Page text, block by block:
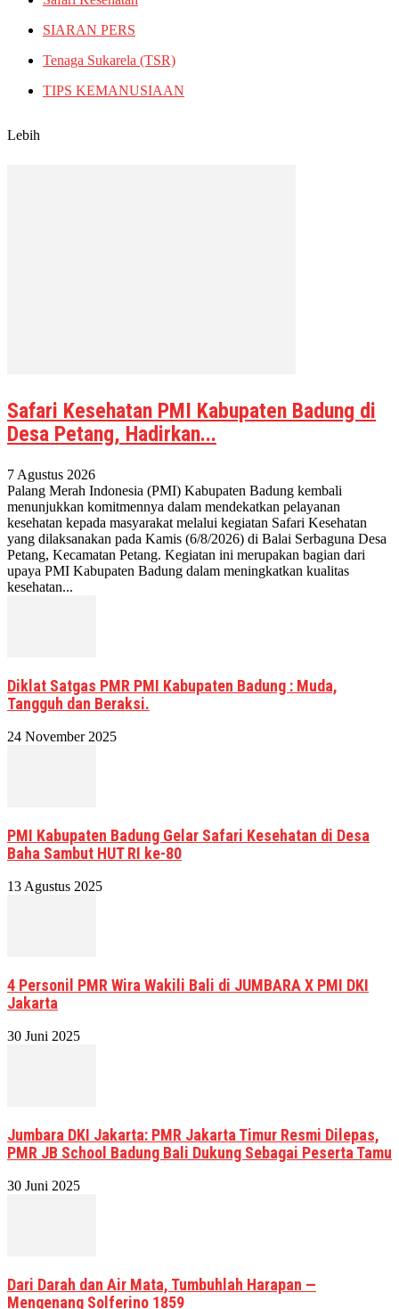
SIARAN PERS
Tenaga Sukarela (TSR)
TIPS KEMANUSIAAN
Lebih
Safari Kesehatan PMI Kabupaten Badung di
Desa Petang, Hadirkan...
7 Agustus 2026
Palang Merah Indonesia (PMI) Kabupaten Badung kembali
menunjukkan komitmennya dalam mendekatkan pelayanan
kesehatan kepada masyarakat melalui kegiatan Safari Kesehatan
yang dilaksanakan pada Kamis (6/8/2026) di Balai Serbaguna Desa
Petang, Kecamatan Petang. Kegiatan ini merupakan bagian dari
upaya PMI Kabupaten Badung dalam meningkatkan kualitas
kesehatan...
Diklat Satgas PMR PMI Kabupaten Badung : Muda,
Tangguh dan Beraksi.
24 November 2025
PMI Kabupaten Badung Gelar Safari Kesehatan di Desa
Baha Sambut HUT RI ke-80
13 Agustus 2025
4 Personil PMR Wira Wakili Bali di JUMBARA X PMI DKI
Jakarta
30 Juni 2025
Jumbara DKI Jakarta: PMR Jakarta Timur Resmi Dilepas,
PMR JB School Badung Bali Dukung Sebagai Peserta Tamu
30 Juni 2025
Dari Darah dan Air Mata, Tumbuhlah Harapan —
Mengenang Solferino 1859